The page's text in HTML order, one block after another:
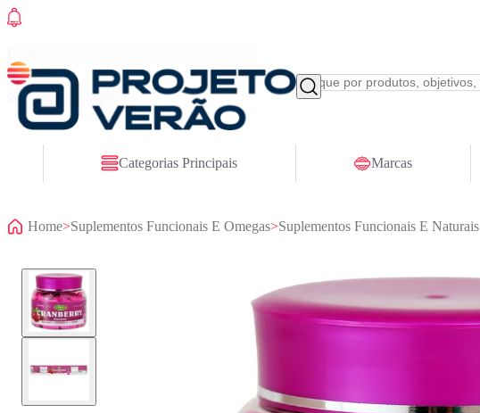
ofertas especiais
Categorias Principais Marcas
Home>Suplementos Funcionais E Omegas>Suplementos Funcionais E Naturais